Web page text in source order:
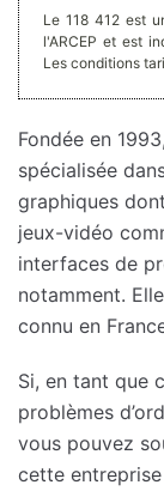
Le 118 412 est
l'ARCEP et est
Les conditions
Fondée en
spécialisée
graphiques
jeux-vidéo
interfaces de
notamment.
connu en
Si, en tant que
problèmes
vous pouvez
cette